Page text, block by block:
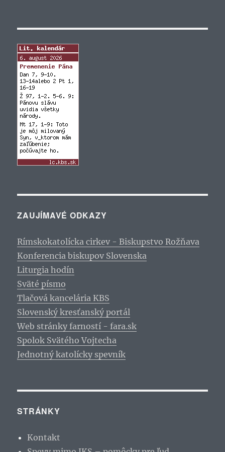
ZAUJÍMAVÉ ODKAZY
Rímskokatolícka cirkev - Biskupstvo Rožňava
Konferencia biskupov Slovenska
Liturgia hodín
Sväté písmo
Tlačová kancelária KBS
Slovenský kresťanský portál
Web stránky farností - fara.sk
Spolok Svätého Vojtecha
Jednotný katolícky spevník
STRÁNKY
Kontakt